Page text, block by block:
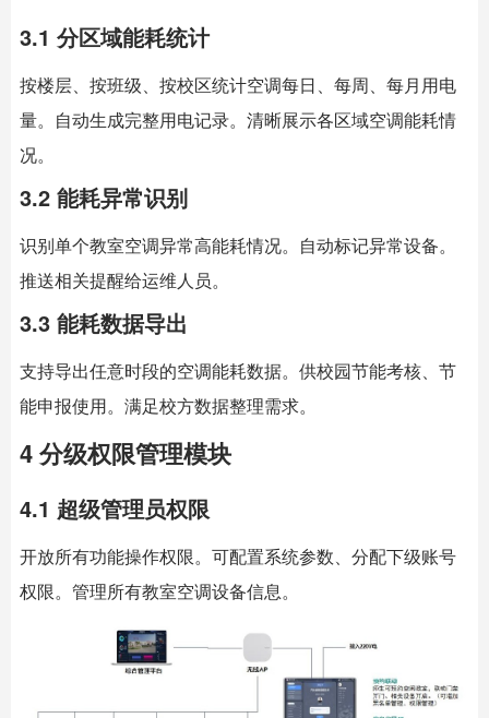
3.1 分区域能耗统计
按楼层、按班级、按校区统计空调每日、每周、每月用电
量。自动生成完整用电记录。清晰展示各区域空调能耗情
况。
3.2 能耗异常识别
识别单个教室空调异常高能耗情况。自动标记异常设备。
推送相关提醒给运维人员。
3.3 能耗数据导出
支持导出任意时段的空调能耗数据。供校园节能考核、节
能申报使用。满足校方数据整理需求。
4 分级权限管理模块
4.1 超级管理员权限
开放所有功能操作权限。可配置系统参数、分配下级账号
权限。管理所有教室空调设备信息。